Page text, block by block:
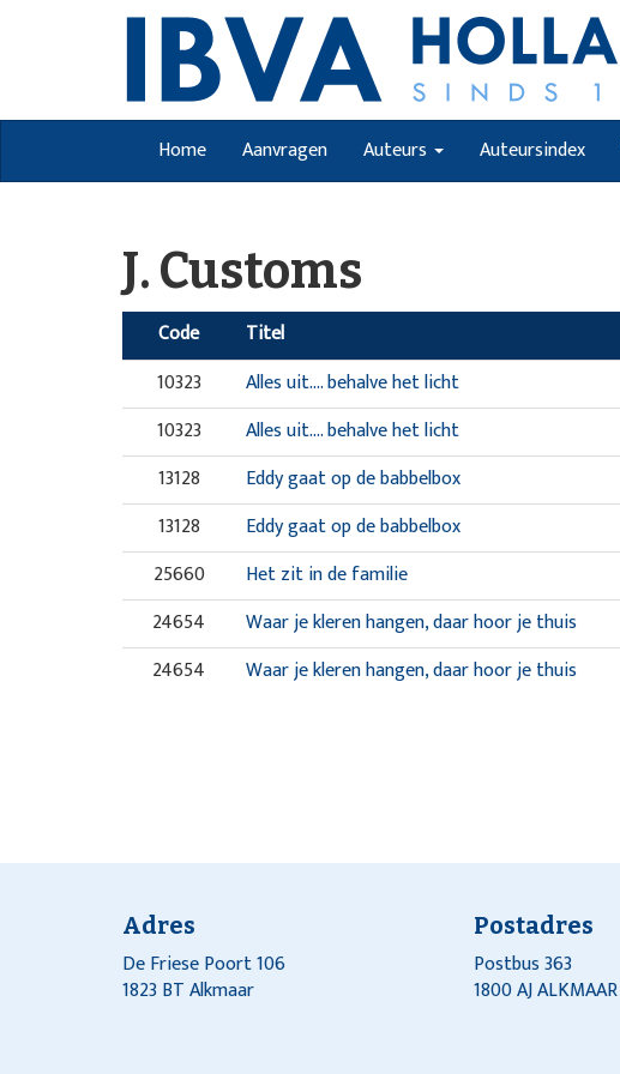
Home Aanvragen Auteurs Auteursindex
J. Customs
Code Titel
10323
Alles uit.... behalve het licht
10323
Alles uit.... behalve het licht
13128
Eddy gaat op de babbelbox
13128
Eddy gaat op de babbelbox
25660
Het zit in de familie
24654
Waar je kleren hangen, daar hoor je thuis
24654
Waar je kleren hangen, daar hoor je thuis
Adres
De Friese Poort 106
1823 BT Alkmaar
Postadres
Postbus 363
1800 AJ ALKMAAR